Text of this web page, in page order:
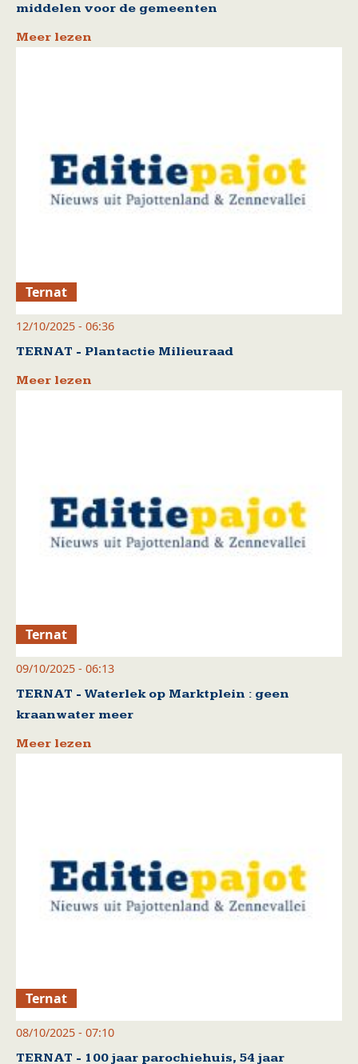
middelen voor de gemeenten
Meer lezen
Ternat
12/10/2025 - 06:36
TERNAT - Plantactie Milieuraad
Meer lezen
Ternat
09/10/2025 - 06:13
TERNAT - Waterlek op Marktplein : geen
kraanwater meer
Meer lezen
Ternat
08/10/2025 - 07:10
TERNAT - 100 jaar parochiehuis, 54 jaar